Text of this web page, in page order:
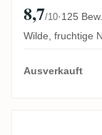
8,7/10·125 Bew.
Wilde, fruchtige
Ausverkauft
Long